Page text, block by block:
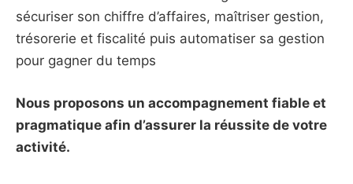
sécuriser son chiffre d’affaires, maîtriser gestion,
trésorerie et fiscalité puis automatiser sa gestion
pour gagner du temps
Nous proposons un accompagnement fiable et
pragmatique afin d’assurer la réussite de votre
activité.